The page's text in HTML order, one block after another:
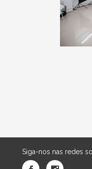
Siga-nos nas redes